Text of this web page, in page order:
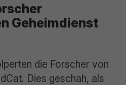
Geheimdienst
die Forscher von
Dies geschah, als